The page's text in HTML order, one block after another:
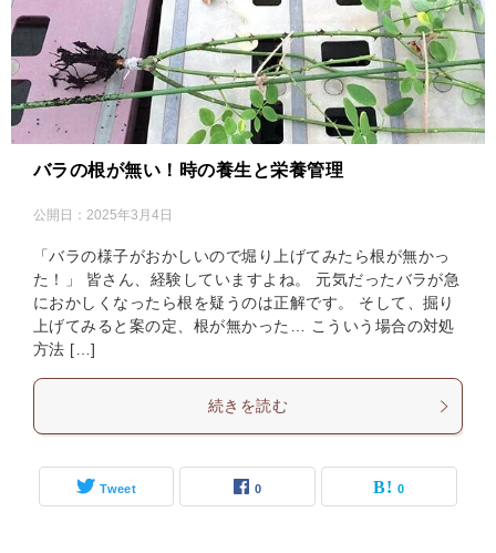
バラの根が無い！時の養生と栄養管理
公開日： 2025年3月4日
「バラの様子がおかしいので堀り上げてみたら根が無かっ
た！」 皆さん、経験していますよね。 元気だったバラが急
におかしくなったら根を疑うのは正解です。 そして、掘り
上げてみると案の定、根が無かった… こういう場合の対処
方法 […]
続きを読む
Tweet 0 0